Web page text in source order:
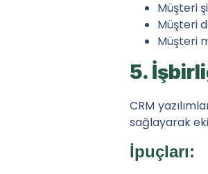
Müşteri
Müşteri
Müşteri
5.
CRM
sağlayarak
İpuçları: